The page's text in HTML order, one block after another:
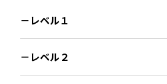
－レベル１
－レベル２